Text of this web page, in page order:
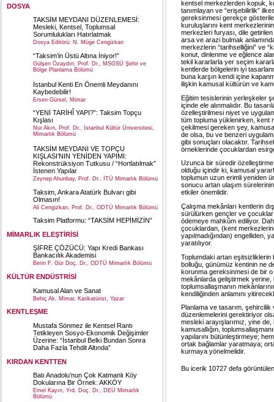
DOSYA
TAKSİM MEYDANI DÜZENLEMESİ:
Mesleki, Kentsel, Toplumsal
Sorumlulukları Hatırlatmak
Dosya Editörü: N. Müge Cengizkan
“Taksim’in Üstü Altına İniyor!”
Gülşen Özaydın, Prof. Dr., MSGSÜ Şehir ve
Bölge Planlama Bölümü
İstanbul Kenti En Önemli Meydanını
Kaybedebilir!
Ersen Gürsel, Mimar
“YENİ TARİHÎ YAPI?”: Taksim Topçu
Kışlası
Nur Akın, Prof. Dr., İstanbul Kültür Üniversitesi,
Mimarlık Bölümü
TAKSİM MEYDANI VE TOPÇU
KIŞLASI’NIN YENİDEN YAPIMI:
Rekonstrüksiyon Tutkusu / “Hortlatılmak”
İstenen Yapılar
Zeynep Ahunbay, Prof. Dr., İTÜ Mimarlık Bölümü
Taksim, Ankara Atatürk Bulvarı gibi
Olmasın!
Ali Cengizkan, Prof. Dr., ODTÜ Mimarlık Bölümü
Taksim Platformu: “TAKSİM HEPİMİZİN”
MİMARLIK ELEŞTİRİSİ
ŞİFRE ÇÖZÜCÜ: Yapı Kredi Bankası
Bankacılık Akademisi
Berin F. Gür Doç. Dr., ODTÜ Mimarlık Bölümü
KÜLTÜR ENDÜSTRİSİ
Kamusal Alan ve Sanat
Behiç Ak, Mimar, Karikatürist, Yazar
KENTLEŞME
Mustafa Sönmez ile Kentsel Rantı
Tetikleyen Sosyo-Ekonomik Değişimler
Üzerine: “İstanbul Belki Bundan Sonra
Daha Fazla Tehdit Altında”
KIRDAN KENTTEN
Batı Anadolu’nun Çok Katmanlı Köy
Dokularına Bir Örnek: AKKÖY
Emel Kayın, Yrd. Doç. Dr., DEÜ Mimarlık
Bölümü
kentsel merkezlerden kopuk,
tanımlayan ve “erişebilirlik”
gereksinmesi gerekçe
kuruluşlarını kent
merkezleri furyası, dile
arsa ve arazi bulmak
merkezlerin “tarihselliğini” ve
konut, dinlenme ve eğlence
tekil kararlarla yer seçim
kentlerde bölgelerin iyi
buna karşın kendi içine
ilişkin kamusal kültürün ve
Eğitim tesislerinin yerleşkeler
içinde ele alınmalıdır. Bu
özelleştirilmesi niyet ve
tüm topluma yüklenirken, kent
çekilmesi gereken şey,
de olsa, bu ve benzeri
gibi sonuçları olacaktır.
örneklerinde çocuklardan
Uzunca bir süredir özelleştirme
olduğu içindir ki, kamusal
toplumun uzun erimli yeniden
sonucu artan ulaşım
etkiler önemlidir.
Çalışma mekânları kentlerin
sürülürken gençler ve çocuklar
ödemeye mahkûm ediliyor.
çocuklardan, (kent
yapılmadığından) engelliden,
yaratılıyor.
Toplumdaki artan eşitsizliklerin
bolluğu, günümüz kentinin ne
korunma gereksinmesi de bir o
mekânlarda geliştirmek yerine,
toplumsallaşmanın
kendiliğinden anlamını
Planlama ve tasarım, şehircilik
düzenlemelerini gerektiriyor
mesleki arayışlarımız, yine
kamusallığın,
yapılarını bütünleştirmeye;
ortak bağlamlar yaratmaya;
kurmaya yönelmelidir.
Bu icerik 10727 defa